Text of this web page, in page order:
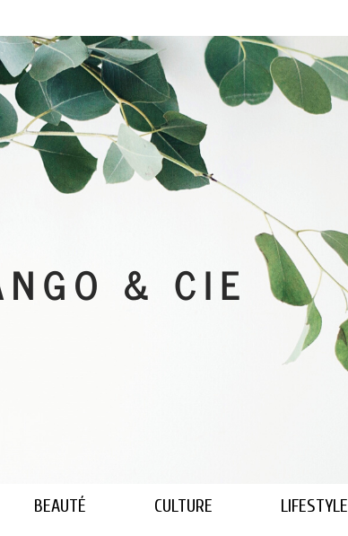
BEAUTÉ CULTURE LIFESTYLE